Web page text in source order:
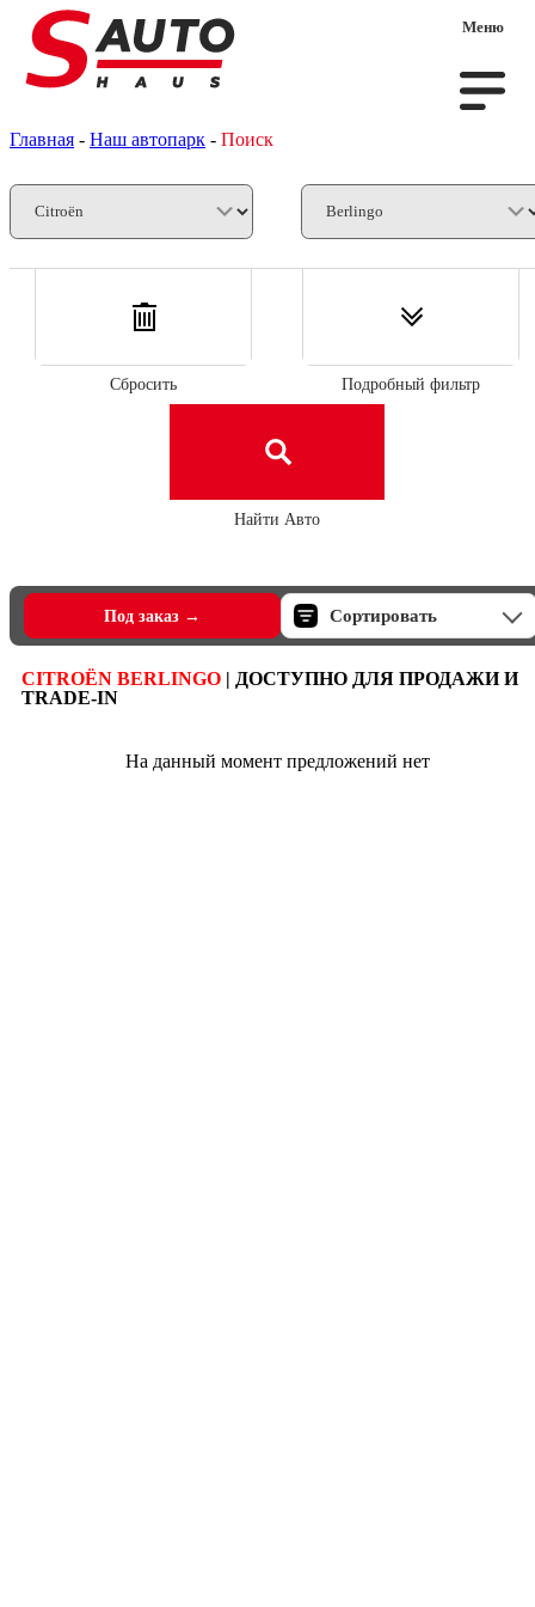
Меню
Главная - Наш автопарк - Поиск
Сбросить Подробный фильтр
Найти Авто
CITROËN BERLINGO | ДОСТУПНО ДЛЯ ПРОДАЖИ И
TRADE-IN
Под заказ → Сортировать
На данный момент предложений нет